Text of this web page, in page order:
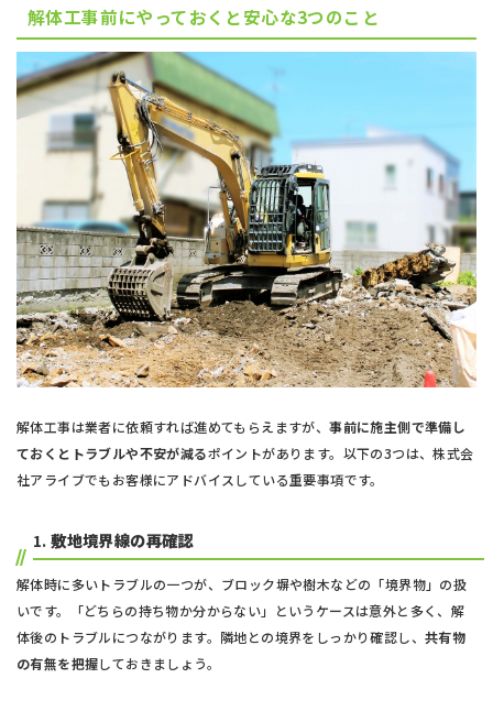
解体工事前にやっておくと安心な3つのこと
解体工事は業者に依頼すれば進めてもらえますが、事前に施主側で準備し
ておくとトラブルや不安が減るポイントがあります。以下の3つは、株式会
社アライブでもお客様にアドバイスしている重要事項です。
1.敷地境界線の再確認
解体時に多いトラブルの一つが、ブロック塀や樹木などの「境界物」の扱
いです。「どちらの持ち物か分からない」というケースは意外と多く、解
体後のトラブルにつながります。隣地との境界をしっかり確認し、 共有物
の有無を把握しておきましょう。